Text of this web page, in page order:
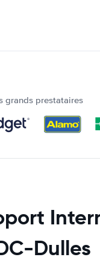
grands prestataires
Dulles